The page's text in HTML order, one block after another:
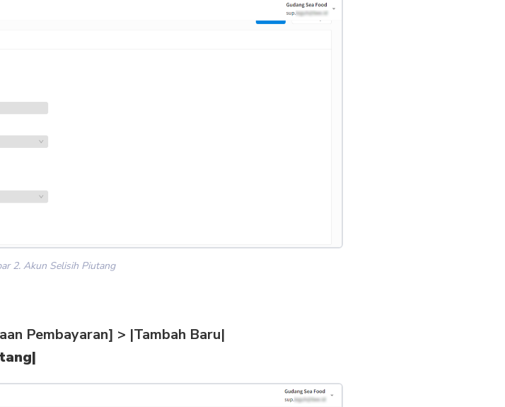
2. Akun Selisih Piutang
Pembayaran] > |Tambah Baru|